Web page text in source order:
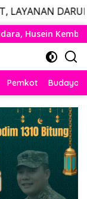
CALL
Rute Berjadwal
Pemkot Budaya